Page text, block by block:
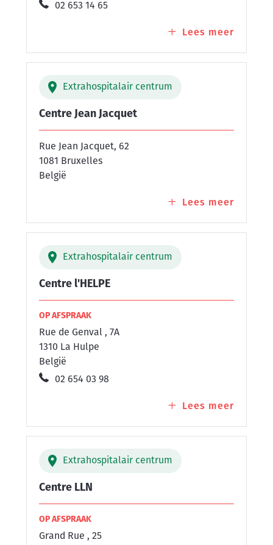
02 653 14 65
Lees meer
Gris
Extrahospitalair centrum
Centre Jean Jacquet
Rue Jean Jacquet, 62
1081 Bruxelles
België
Lees meer
Jean
Extrahospitalair centrum
Centre l'HELPE
OP AFSPRAAK
Rue de Genval , 7A
1310 La Hulpe
België
02 654 03 98
Lees meer
l'HELPE
Extrahospitalair centrum
Centre LLN
OP AFSPRAAK
Grand Rue , 25